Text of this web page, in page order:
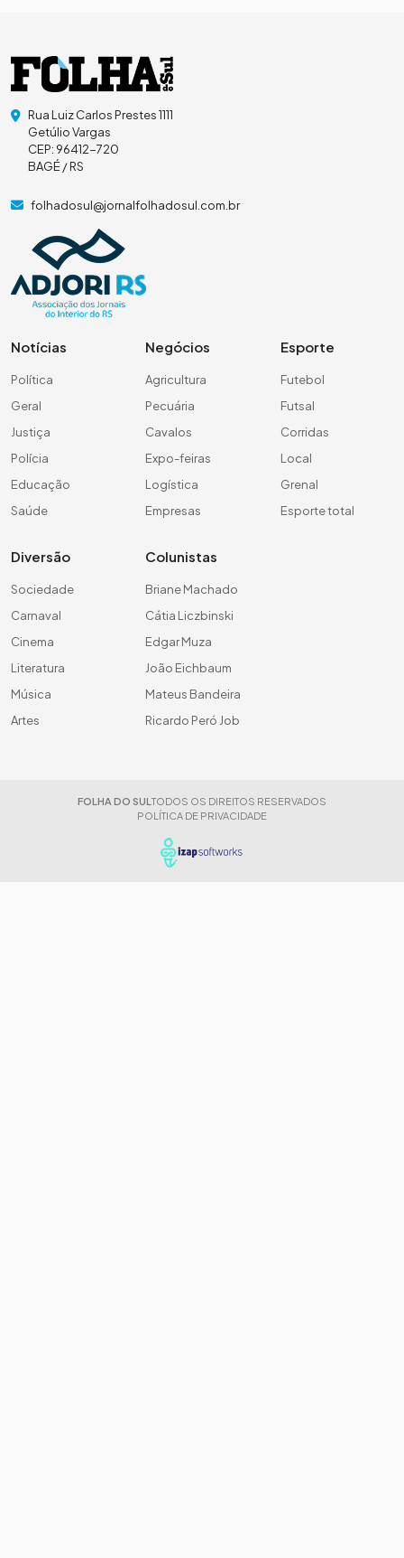
Rua Luiz Carlos Prestes 1111
Getúlio Vargas
CEP: 96412-720
BAGÉ / RS
folhadosul@jornalfolhadosul.com.br
Notícias
Política
Geral
Justiça
Polícia
Educação
Saúde
Negócios
Agricultura
Pecuária
Cavalos
Expo-feiras
Logística
Empresas
Esporte
Futebol
Futsal
Corridas
Local
Grenal
Esporte total
Diversão
Sociedade
Carnaval
Cinema
Literatura
Música
Artes
Colunistas
Briane Machado
Cátia Liczbinski
Edgar Muza
João Eichbaum
Mateus Bandeira
Ricardo Peró Job
FOLHA DO SUL TODOS OS DIREITOS RESERVADOS
POLÍTICA DE PRIVACIDADE